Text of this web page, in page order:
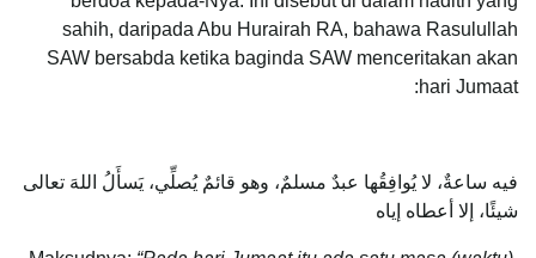
sahih, daripada Abu Hurairah RA, bahawa Rasulullah
SAW bersabda ketika baginda SAW menceritakan akan
hari Jumaat:
فيه ساعةٌ، لا يُوافِقُها عبدٌ مسلمٌ، وهو قائمٌ يُصلِّي، يَسأَلُ اللهَ تعالى
شيئًا، إلا أعطاه إياه